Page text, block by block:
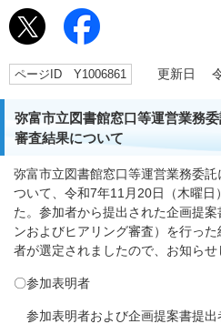
ページID Y1006861 更新日 令
弥富市立図書館窓口等運営業務
審査結果について
弥富市立図書館窓口等運営業務委
ついて、令和7年11月20日（木曜日
た。参加者から提出された企画提
ンおよびヒアリング審査）を行っ
者が選定されましたので、お知らせ
〇参加表明者
参加表明者および企画提案書提